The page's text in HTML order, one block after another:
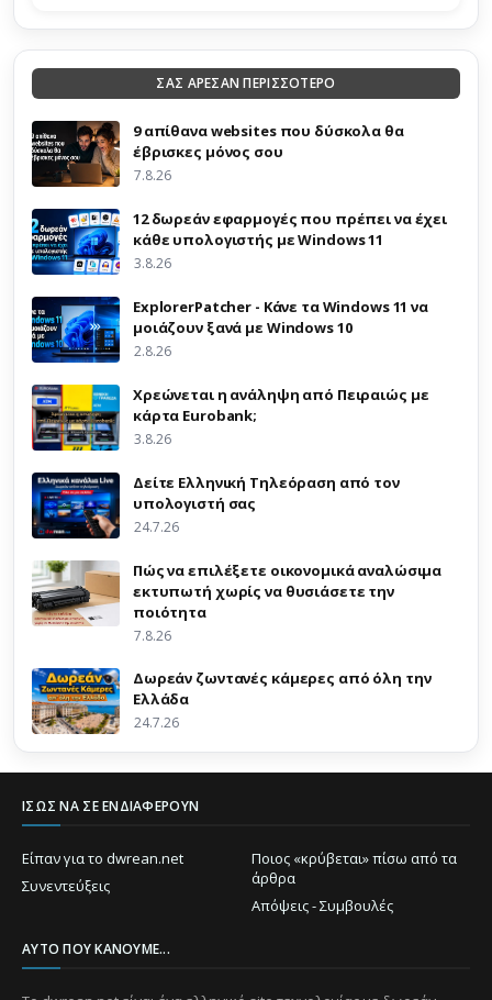
ΣΑΣ ΑΡΕΣΑΝ ΠΕΡΙΣΣΟΤΕΡΟ
9 απίθανα websites που δύσκολα θα
έβρισκες μόνος σου
7.8.26
12 δωρεάν εφαρμογές που πρέπει να έχει
κάθε υπολογιστής με Windows 11
3.8.26
ExplorerPatcher - Κάνε τα Windows 11 να
μοιάζουν ξανά με Windows 10
2.8.26
Χρεώνεται η ανάληψη από Πειραιώς με
κάρτα Eurobank;
3.8.26
Δείτε Ελληνική Τηλεόραση από τον
υπολογιστή σας
24.7.26
Πώς να επιλέξετε οικονομικά αναλώσιμα
εκτυπωτή χωρίς να θυσιάσετε την
ποιότητα
7.8.26
Δωρεάν ζωντανές κάμερες από όλη την
Ελλάδα
24.7.26
ΊΣΩΣ ΝΑ ΣΕ ΕΝΔΙΑΦΈΡΟΥΝ
Είπαν για το dwrean.net
Ποιος «κρύβεται» πίσω από τα
άρθρα
Συνεντεύξεις
Απόψεις - Συμβουλές
ΑΥΤΌ ΠΟΥ ΚΆΝΟΥΜΕ...